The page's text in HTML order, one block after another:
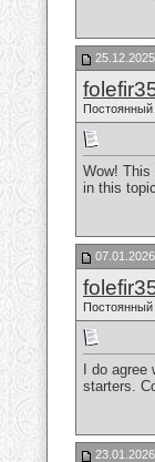
Постоянный
Wow! This
in this
Постоянный
I do
starters.